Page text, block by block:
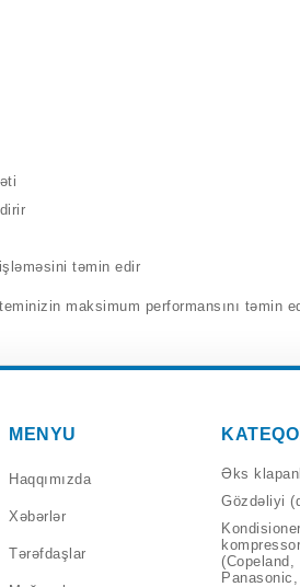
təmin edir
maksimum performansını təmin
MENYU
Haqqımızda
Xəbərlər
Tərəfdaşlar
Əks
Gözdəliyi
Kondisioner
(Copeland,